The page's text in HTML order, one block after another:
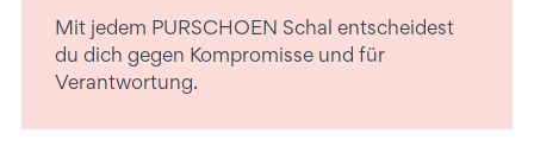
Mit jedem PURSCHOEN Schal entscheidest
du dich gegen Kompromisse und für
Verantwortung.